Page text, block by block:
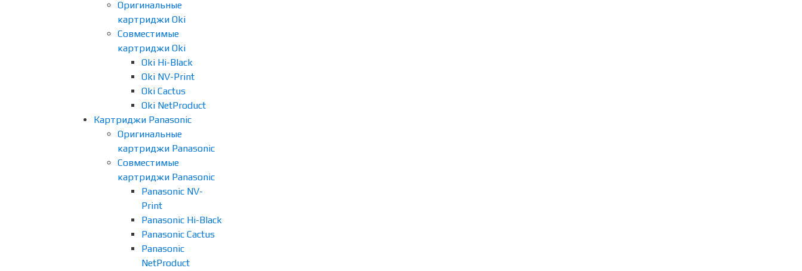
Оригинальные
картриджи Oki
Совместимые
картриджи Oki
Oki Hi-Black
Oki NV-Print
Oki Cactus
Oki NetProduct
Картриджи Panasonic
Оригинальные
картриджи Panasonic
Совместимые
картриджи Panasonic
Panasonic NV-
Print
Panasonic Hi-Black
Panasonic Cactus
Panasonic
NetProduct